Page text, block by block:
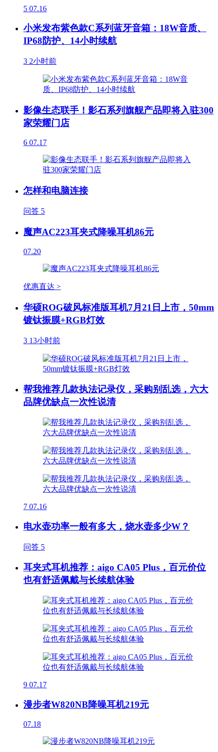
5 07.16
小米发布紫色款C系列蓝牙音箱：18W音质、
IP68防护、14小时续航
3 2小时前
影像生态联手！影石系列旗舰产品即将入驻300
家荣耀门店
6 07.17
怎样和电脑连接
问答 5
魔声AC223耳夹式降噪耳机86元
07.20
优惠直达 >
华硕ROG破风标准版耳机7月21日上市，50mm
镀钛振膜+RGB灯效
3 13小时前
帮我推荐几款执法记录仪，采购别乱选，六大
品牌优缺点一次性说清
7 07.16
电水壶功率一般有多大，烧水壶多少W？
问答 5
耳夹式耳机推荐：aigo CA05 Plus，百元价位
也有舒适佩戴与长续航体验
9 07.17
漫步者W820NB降噪耳机219元
07.18